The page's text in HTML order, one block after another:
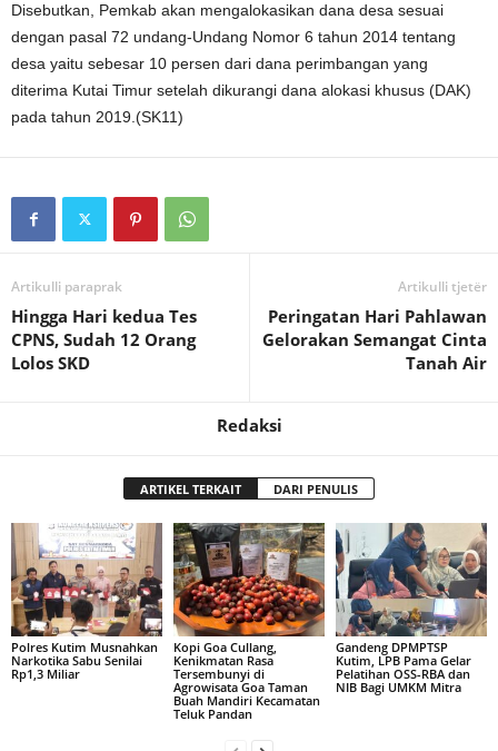
Disebutkan, Pemkab akan mengalokasikan dana desa sesuai
dengan pasal 72 undang-Undang Nomor 6 tahun 2014 tentang
desa yaitu sebesar 10 persen dari dana perimbangan yang
diterima Kutai Timur setelah dikurangi dana alokasi khusus (DAK)
pada tahun 2019.(SK11)
Artikulli paraprak
Hingga Hari kedua Tes
CPNS, Sudah 12 Orang
Lolos SKD
Artikulli tjetër
Peringatan Hari Pahlawan
Gelorakan Semangat Cinta
Tanah Air
Redaksi
ARTIKEL TERKAIT DARI PENULIS
Polres Kutim Musnahkan
Narkotika Sabu Senilai
Rp1,3 Miliar
Kopi Goa Cullang,
Kenikmatan Rasa
Tersembunyi di
Agrowisata Goa Taman
Buah Mandiri Kecamatan
Teluk Pandan
Gandeng DPMPTSP
Kutim, LPB Pama Gelar
Pelatihan OSS-RBA dan
NIB Bagi UMKM Mitra